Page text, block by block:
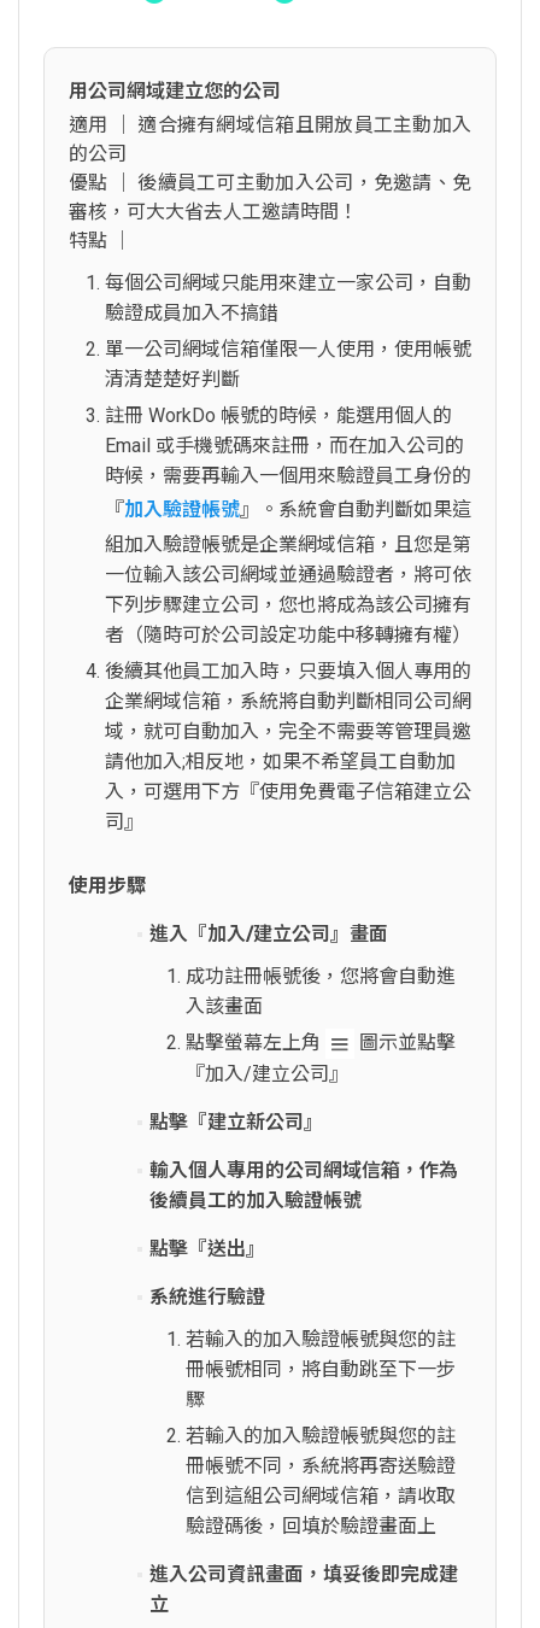
用公司網域建立您的公司
適用 │ 適合擁有網域信箱且開放員工主動加入
的公司
優點 │ 後續員工可主動加入公司，免邀請、免
審核，可大大省去人工邀請時間！
特點 │
每個公司網域只能用來建立一家公司，自動
驗證成員加入不搞錯
單一公司網域信箱僅限一人使用，使用帳號
清清楚楚好判斷
註冊 WorkDo 帳號的時候，能選用個人的
Email 或手機號碼來註冊，而在加入公司的
時候，需要再輸入一個用來驗證員工身份的
『加入驗證帳號』。系統會自動判斷如果這
組加入驗證帳號是企業網域信箱，且您是第
一位輸入該公司網域並通過驗證者，將可依
下列步驟建立公司，您也將成為該公司擁有
者（隨時可於公司設定功能中移轉擁有權）
後續其他員工加入時，只要填入個人專用的
企業網域信箱，系統將自動判斷相同公司網
域，就可自動加入，完全不需要等管理員邀
請他加入;相反地，如果不希望員工自動加
入，可選用下方『使用免費電子信箱建立公
司』
使用步驟
進入『加入/建立公司』畫面
成功註冊帳號後，您將會自動進
入該畫面
點擊螢幕左上角
圖示並點擊
『加入/建立公司』
點擊『建立新公司』
輸入個人專用的公司網域信箱，作為
後續員工的加入驗證帳號
點擊『送出』
系統進行驗證
若輸入的加入驗證帳號與您的註
冊帳號相同，將自動跳至下一步
驟
若輸入的加入驗證帳號與您的註
冊帳號不同，系統將再寄送驗證
信到這組公司網域信箱，請收取
驗證碼後，回填於驗證畫面上
進入公司資訊畫面，填妥後即完成建
立